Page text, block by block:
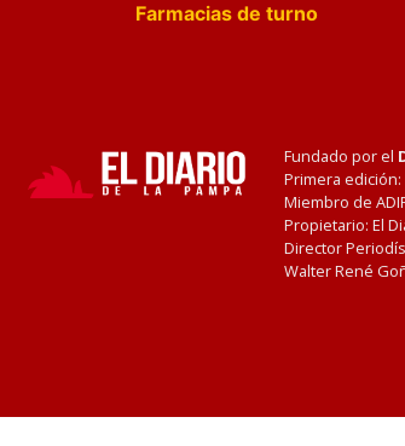
Farmacias de turno
Fundado por el
Primera
Miembro de
Propietario: El
Director
Walter René